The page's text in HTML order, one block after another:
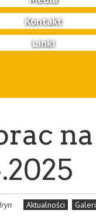
Kontakt
Linki
na
Aktualności